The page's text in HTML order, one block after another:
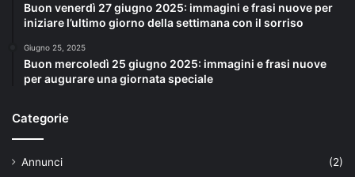
Buon venerdì 27 giugno 2025: immagini e frasi nuove per
iniziare l’ultimo giorno della settimana con il sorriso
Giugno 25, 2025
Buon mercoledì 25 giugno 2025: immagini e frasi nuove
per augurare una giornata speciale
Categorie
Annunci
(2)